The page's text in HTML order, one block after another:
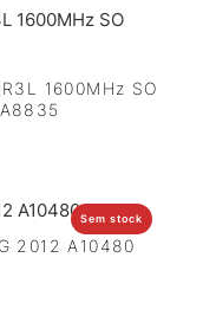
1600MHz SO
Sem stock
2012 A10480